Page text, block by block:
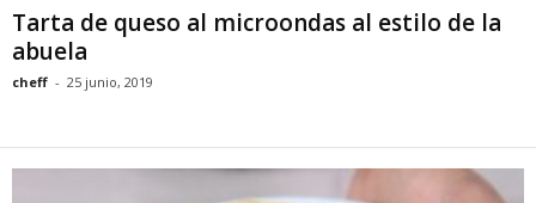
Tarta de queso al microondas al estilo de la
abuela
cheff - 25 junio, 2019